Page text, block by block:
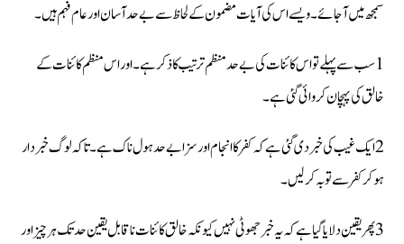
سمجھ میں آجائے۔ ویسے اس کی آیات مضمون کے لحاظ سے بےحد آسان اور عام فہم ہیں۔
1 سب سے پہلے تو اس کائنات کی بےحد منظم ترتیب کا ذکر ہے۔ اور اس منظم کائنات کے
خالق کی پہچان کروائی گئی ہے۔
2 ایک غیب کی خبر دی گئی ہے کہ کفر کا انجام اور سزا بےحد ہول ناک ہے۔ تاکہ لوگ خبردار
ہو کر کفر سے توبہ کرلیں۔
3 پھر یقین دلایا گیا ہے کہ یہ خبر جھوٹی نہیں کیونکہ خالق کائنات ناقابل یقین حدتک ہر چیز اور